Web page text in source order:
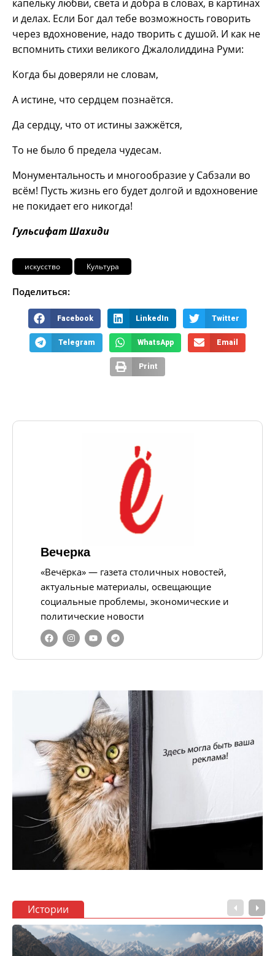
капельку любви, света и добра в словах, в картинах
и делах. Если Бог дал тебе возможность говорить
через вдохновение, надо творить с душой. И как не
вспомнить стихи великого Джалолиддина Руми:
Когда бы доверяли не словам,
А истине, что сердцем познаётся.
Да сердцу, что от истины зажжётся,
То не было б предела чудесам.
Монументальность и многообразие у Сабзали во
всём! Пусть жизнь его будет долгой и вдохновение
не покидает его никогда!
Гульсифат Шахиди
искусство Культура
Поделиться:
Facebook LinkedIn Twitter
Telegram WhatsApp Email
Print
Вечерка
«Вечёрка» — газета столичных новостей,
актуальные материалы, освещающие
социальные проблемы, экономические и
политические новости
Истории